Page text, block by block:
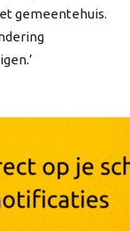
gemeentehuis.